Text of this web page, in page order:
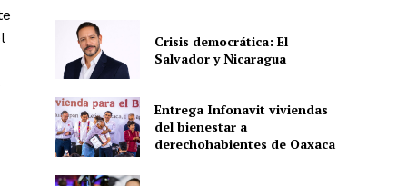
Crisis democrática: El
Salvador y Nicaragua
Entrega Infonavit viviendas
del bienestar a
derechohabientes de Oaxaca